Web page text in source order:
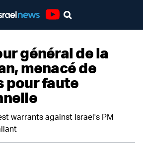
général de la
menacé de
pour faute
warrants against Israel's PM